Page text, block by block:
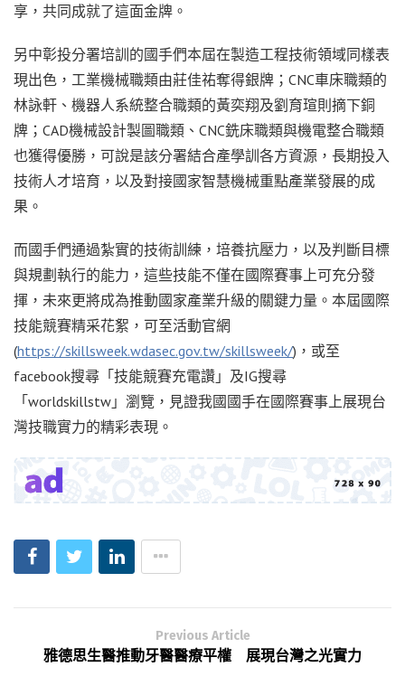
享，共同成就了這面金牌。
另中彰投分署培訓的國手們本屆在製造工程技術領域同樣表
現出色，工業機械職類由莊佳祐奪得銀牌；CNC車床職類的
林詠軒、機器人系統整合職類的黃奕翔及劉育瑄則摘下銅
牌；CAD機械設計製圖職類、CNC銑床職類與機電整合職類
也獲得優勝，可說是該分署結合產學訓各方資源，長期投入
技術人才培育，以及對接國家智慧機械重點產業發展的成
果。
而國手們通過紮實的技術訓練，培養抗壓力，以及判斷目標
與規劃執行的能力，這些技能不僅在國際賽事上可充分發
揮，未來更將成為推動國家產業升級的關鍵力量。本屆國際
技能競賽精采花絮，可至活動官網
(https://skillsweek.wdasec.gov.tw/skillsweek/)，或至
facebook搜尋「技能競賽充電讚」及IG搜尋
「worldskillstw」瀏覽，見證我國國手在國際賽事上展現台
灣技職實力的精彩表現。
Previous Article
雅德思生醫推動牙醫醫療平權 展現台灣之光實力